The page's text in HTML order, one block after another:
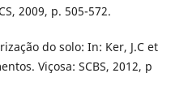
2009, p. 505-572.
do solo: In: Ker, J.C et
Viçosa: SCBS, 2012, p